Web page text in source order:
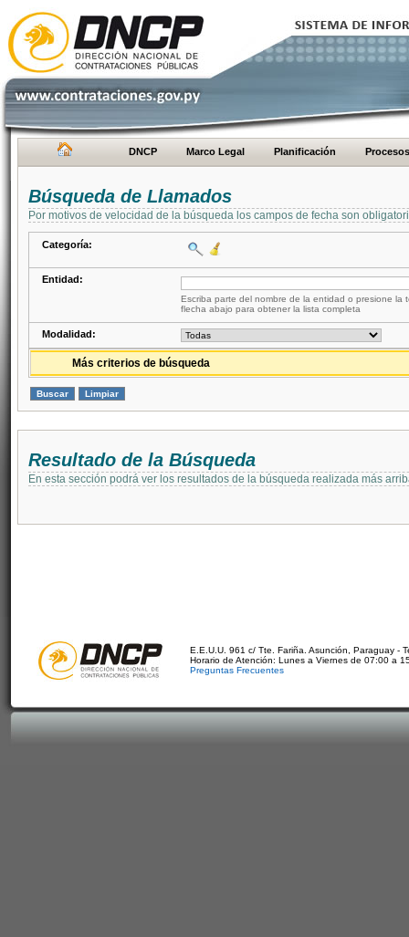
DNCP Marco Legal Planificación Procesos
Búsqueda de Llamados
Por motivos de velocidad de la búsqueda los campos de fecha son
Categoría:
Entidad:
Escriba parte del nombre de la entidad o presione la
flecha abajo para obtener la lista completa
Modalidad:
Más criterios de búsqueda
Resultado de la Búsqueda
En esta sección podrá ver los resultados de la búsqueda realizada más
E.E.U.U. 961 c/ Tte. Fariña. Asunción, Paraguay -
Horario de Atención: Lunes a Viernes de 07:00 a
Preguntas Frecuentes